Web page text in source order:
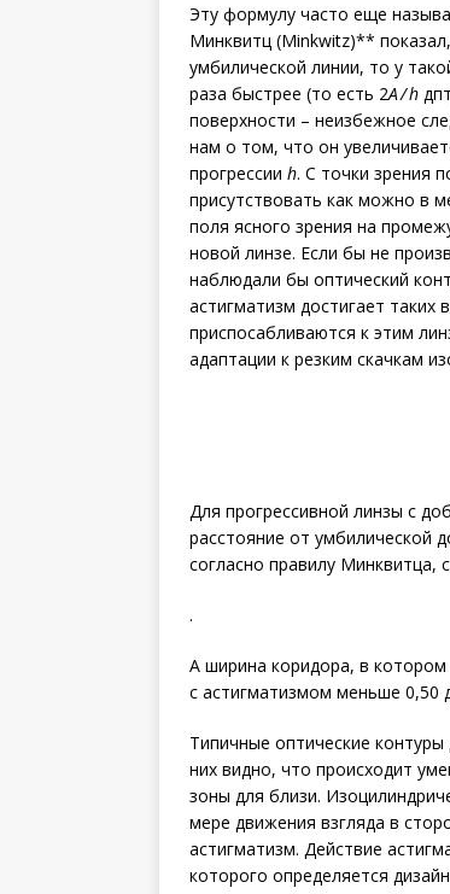
Эту формулу часто еще
Минквитц (Minkwitz)**
умбилической линии, то у
раза быстрее (то есть 2A / h
поверхности – неизбежное
нам о том, что он
прогрессии h. С точки зрения
присутствовать как можно в
поля ясного зрения на
новой линзе. Если бы не
наблюдали бы оптический
астигматизм достигает таких
приспосабливаются к этим
адаптации к резким скачкам
Для прогрессивной линзы с
расстояние от умбилической
согласно правилу Минк­витца,
.
А ширина коридора, в
с астигматизмом меньше 0,50
Типичные оптические
них видно, что происходит
зоны для близи.
мере движения взгляда в
астигматизм. Действие
которого определяется